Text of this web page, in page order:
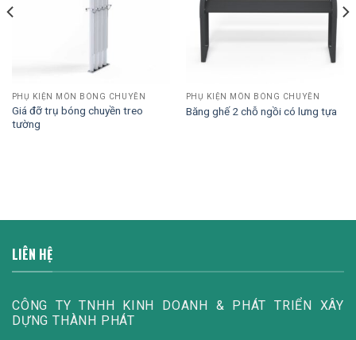
PHỤ KIỆN MÔN BÓNG CHUYỀN
Giá đỡ trụ bóng chuyền treo
tường
PHỤ KIỆN MÔN BÓNG CHUYỀN
Băng ghế 2 chỗ ngồi có lưng tựa
LIÊN HỆ
CÔNG TY TNHH KINH DOANH & PHÁT TRIỂN XÂY
DỰNG THÀNH PHÁT